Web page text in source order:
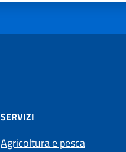
SERVIZI
Agricoltura e pesca